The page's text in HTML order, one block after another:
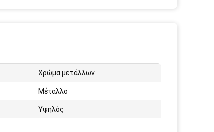
Χρώμα μετάλλων
Μέταλλο
Υψηλός